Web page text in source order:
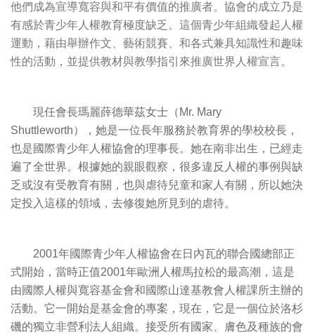
他們成為宣導寬容與和平有價值的推廣者。協會的成立乃是
有感於青少年人權教育極度缺乏。這個青少年組織發起人權
運動，藉由舉辦作文、藝術競賽、和各式兼具知識性和趣味
性的活動，並提供教材與教學指引來推廣世界人權宣言。
現任會長瑪麗薛德華茲女士（Mr. Mary
Shuttleworth），她是一位長年服務於教育界的學校校長，
也是國際青少年人權協會的理事長。她在南非出生，已經走
遍了全世界。根據她的親眼觀察，很多違反人權的事例與缺
乏或沒有受教育有關，也與虐待兒童和家人有關，所以她決
定投入這樣的領域，去修復她所見到的虐待。
2001年國際青少年人權協會在日內瓦的聯合國總部正
式開始，當時正值2001年歐洲人權馬拉松的最高潮，這是
由國際人權與寬容基金會和國際山達基教會人權課所主辦的
活動。它一開始是基金會的專案，現在，它是一個位於洛杉
磯的獨立非營利法人組織。接受所有國家、膚色及種族的會